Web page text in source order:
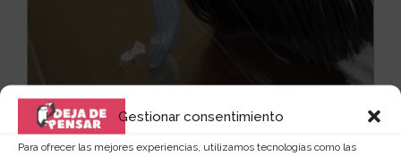
Gestionar consentimiento
Para ofrecer las mejores experiencias, utilizamos tecnologías como las